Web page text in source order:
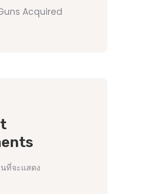
Acquired
ที่จะแสดง